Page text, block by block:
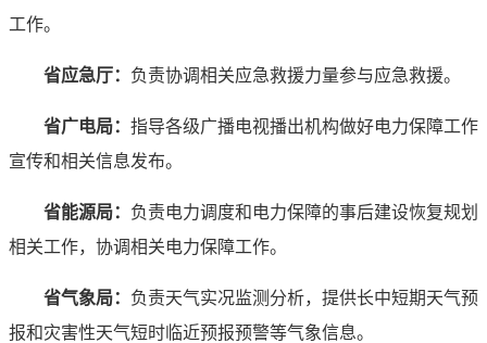
工作。
省应急厅： 负责协调相关应急救援力量参与应急救援。
省广电局： 指导各级广播电视播出机构做好电力保障工作
宣传和相关信息发布。
省能源局： 负责电力调度和电力保障的事后建设恢复规划
相关工作，协调相关电力保障工作。
省气象局： 负责天气实况监测分析，提供长中短期天气预
报和灾害性天气短时临近预报预警等气象信息。